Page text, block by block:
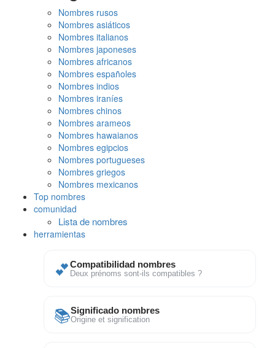
Nombres rusos
Nombres asiáticos
Nombres italianos
Nombres japoneses
Nombres africanos
Nombres españoles
Nombres indios
Nombres iraníes
Nombres chinos
Nombres arameos
Nombres hawaianos
Nombres egipcios
Nombres portugueses
Nombres griegos
Nombres mexicanos
Top nombres
comunidad
Lista de nombres
herramientas
💕Compatibilidad nombres
Deux prénoms sont-ils compatibles ?
📚Significado nombres
Origine et signification